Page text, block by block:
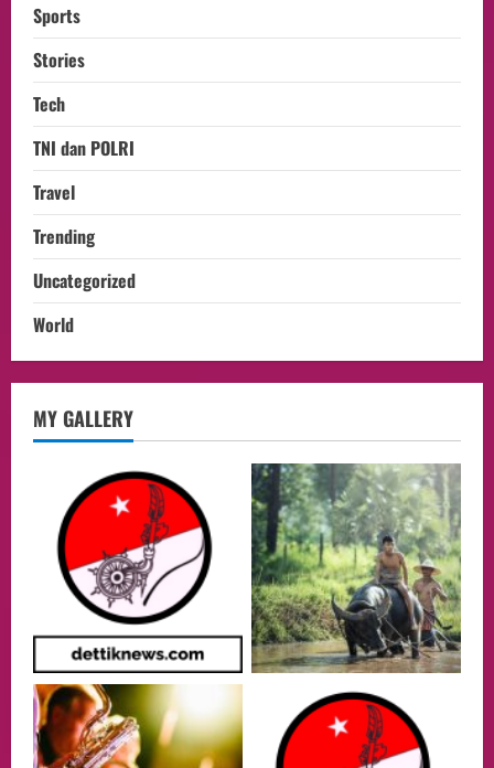
Sports
Stories
Tech
TNI dan POLRI
Travel
Trending
Uncategorized
World
MY GALLERY
lembaga investor, Berorientasi Untuk
Meningkatkan SDM
05/08/2026
3
Health
Aliyuddin: Anak Indonesia di Luar Negeri
Harus Berprestasi, Berkarakter, dan
Menjaga Nama Baik Bangsa
05/08/2026
Putusan Diundur Lagi, Pernyataan
Hakim pada Sidang Sebelumnya Jadi